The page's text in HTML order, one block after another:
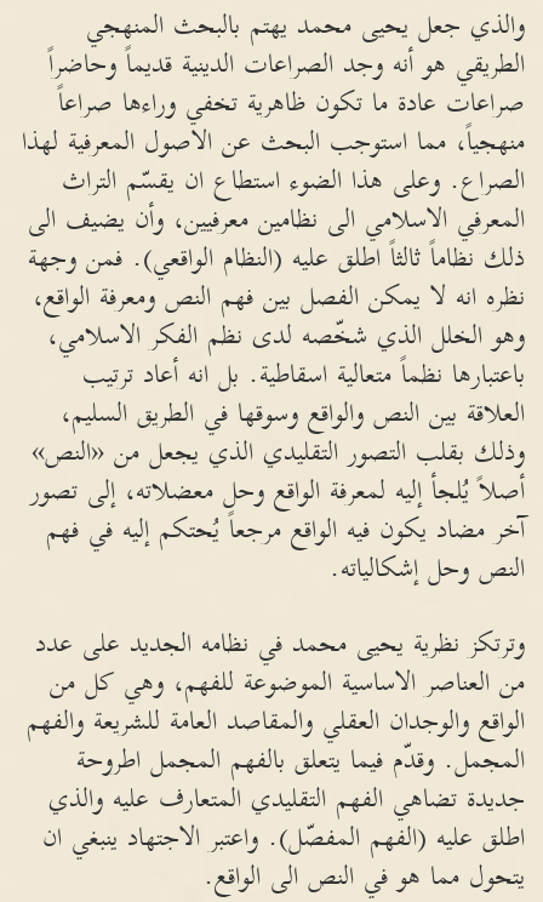
والذي جعل يحيى محمد يهتم بالبحث المنهجي
الطريقي هو أنه وجد الصراعات الدينية قديماً وحاضراً
صراعات عادة ما تكون ظاهرية تخفي وراءها صراعاً
منهجياً، مما استوجب البحث عن الاصول المعرفية لهذا
الصراع. وعلى هذا الضوء استطاع ان يقسّم التراث
المعرفي الاسلامي الى نظامين معرفيين، وأن يضيف الى
ذلك نظاماً ثالثاً اطلق عليه (النظام الواقعي). فمن وجهة
نظره انه لا يمكن الفصل بين فهم النص ومعرفة الواقع،
وهو الخلل الذي شخّصه لدى نظم الفكر الاسلامي،
باعتبارها نظماً متعالية اسقاطية. بل انه أعاد ترتيب
العلاقة بين النص والواقع وسوقها في الطريق السليم،
وذلك بقلب التصور التقليدي الذي يجعل من «النص»
أصلاً يُلجأ إليه لمعرفة الواقع وحل معضلاته، إلى تصور
آخر مضاد يكون فيه الواقع مرجعاً يُحتكم إليه في فهم
النص وحل إشكالياته.
وترتكز نظرية يحيى محمد في نظامه الجديد على عدد
من العناصر الاساسية الموضوعة للفهم، وهي كل من
الواقع والوجدان العقلي والمقاصد العامة للشريعة والفهم
المجمل. وقدّم فيما يتعلق بالفهم المجمل اطروحة
جديدة تضاهي الفهم التقليدي المتعارف عليه والذي
اطلق عليه (الفهم المفصّل). واعتبر الاجتهاد ينبغي ان
يتحول مما هو في النص الى الواقع.